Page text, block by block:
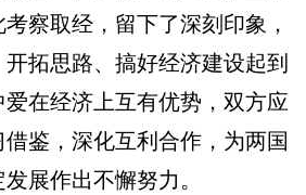
察取经，留下了深刻印象，
拓思路、搞好经济建设起到
在经济上互有优势，双方应
鉴，深化互利合作，为两国
展作出不懈努力。